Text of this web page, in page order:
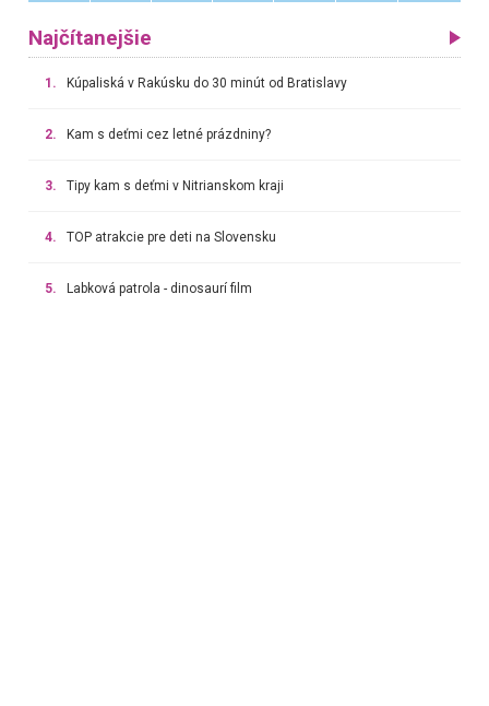
Najčítanejšie
1. Kúpaliská v Rakúsku do 30 minút od Bratislavy
2. Kam s deťmi cez letné prázdniny?
3. Tipy kam s deťmi v Nitrianskom kraji
4. TOP atrakcie pre deti na Slovensku
5. Labková patrola - dinosaurí film